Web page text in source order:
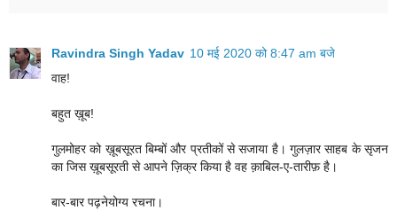
Ravindra Singh Yadav 10 मई 2020 को 8:47 am बजे
वाह!
बहुत ख़ूब!
गुलमोहर को ख़ूबसूरत बिम्बों और प्रतीकों से सजाया है। गुलज़ार साहब के सृजन
का जिस ख़ूबसूरती से आपने ज़िक्र किया है वह क़ाबिल-ए-तारीफ़ है।
बार-बार पढ़नेयोग्य रचना।